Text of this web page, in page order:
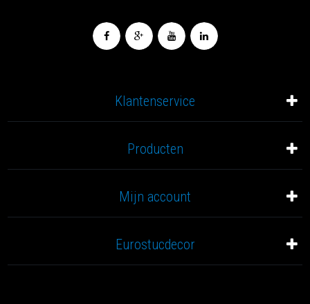
Klantenservice
Producten
Mijn account
Eurostucdecor